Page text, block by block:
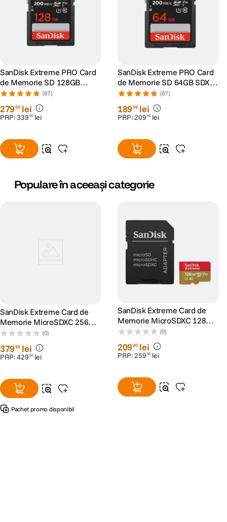
SanDisk Extreme PRO Card
de Memorie SD 128GB
SDXC UHS-I Class 10 U3 V30
+ 2 Ani RescuePRO Deluxe
(87)
27900 lei
PRP:339 90 lei
SanDisk Extreme PRO Card
de Memorie SD 64GB SDXC
UHS-I Class 10 U3 V30 + 2
Ani RescuePRO Deluxe
(87)
18999 lei
PRP:209 90 lei
Populare în aceeași categorie
SanDisk Extreme Card de
Memorie MicroSDXC 256GB
A2 C10 V30 UHS-I U3 +
Adaptor SD + 1 An
RescuePRO Deluxe
(0)
37999 lei
PRP:429 90 lei
Pachet promo disponibil
SanDisk Extreme Card de
Memorie MicroSDXC 128GB
A2 C10 V30 UHS-I U3 +
Adaptor SD + 1 An
RescuePRO Deluxe
(0)
20990 lei
PRP:259 90 lei